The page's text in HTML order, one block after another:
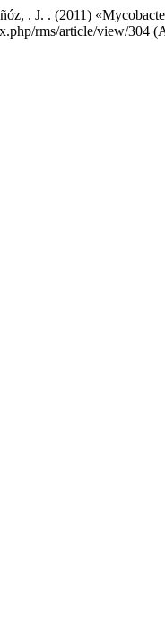
. J. . (2011)
rms/article/view/304